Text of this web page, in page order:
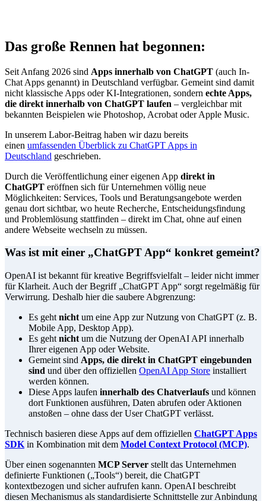
Das große Rennen hat begonnen:
Seit Anfang 2026 sind Apps innerhalb von ChatGPT (auch In-
Chat Apps genannt) in Deutschland verfügbar. Gemeint sind damit
nicht klassische Apps oder KI-Integrationen, sondern echte Apps,
die direkt innerhalb von ChatGPT laufen – vergleichbar mit
bekannten Beispielen wie Photoshop, Acrobat oder Apple Music.
In unserem Labor-Beitrag haben wir dazu bereits
einen umfassenden Überblick zu ChatGPT Apps in
Deutschland geschrieben.
Durch die Veröffentlichung einer eigenen App direkt in
ChatGPT eröffnen sich für Unternehmen völlig neue
Möglichkeiten: Services, Tools und Beratungsangebote werden
genau dort sichtbar, wo heute Recherche, Entscheidungsfindung
und Problemlösung stattfinden – direkt im Chat, ohne auf einen
andere Webseite wechseln zu müssen.
Was ist mit einer „ChatGPT App“ konkret gemeint?
OpenAI ist bekannt für kreative Begriffsvielfalt – leider nicht immer
für Klarheit. Auch der Begriff „ChatGPT App“ sorgt regelmäßig für
Verwirrung. Deshalb hier die saubere Abgrenzung:
Es geht nicht um eine App zur Nutzung von ChatGPT (z. B.
Mobile App, Desktop App).
Es geht nicht um die Nutzung der OpenAI API innerhalb
Ihrer eigenen App oder Website.
Gemeint sind Apps, die direkt in ChatGPT eingebunden
sind und über den offiziellen OpenAI App Store installiert
werden können.
Diese Apps laufen innerhalb des Chatverlaufs und können
dort Funktionen ausführen, Daten abrufen oder Aktionen
anstoßen – ohne dass der User ChatGPT verlässt.
Technisch basieren diese Apps auf dem offiziellen ChatGPT Apps
SDK in Kombination mit dem Model Context Protocol (MCP).
Über einen sogenannten MCP Server stellt das Unternehmen
definierte Funktionen („Tools“) bereit, die ChatGPT
kontextbezogen und sicher aufrufen kann. OpenAI beschreibt
diesen Mechanismus als standardisierte Schnittstelle zur Anbindung